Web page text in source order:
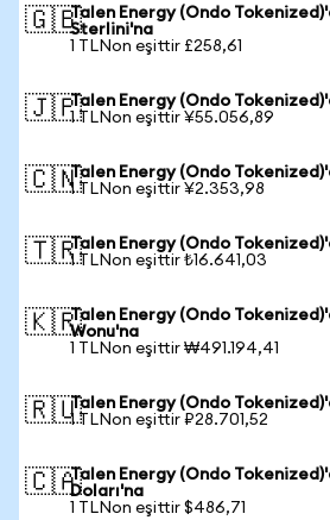
🇬🇧Talen Energy (Ondo
Sterlini'na
1 TLNon eşittir £258,61
🇯🇵Talen Energy (Ondo
1 TLNon eşittir ¥55.056,89
🇨🇳Talen Energy (Ondo
1 TLNon eşittir ¥2.353,98
🇹🇷Talen Energy (Ondo
1 TLNon eşittir ₺16.641,03
🇰🇷Talen Energy (Ondo
Wonu'na
1 TLNon eşittir ₩491.194,41
🇷🇺Talen Energy (Ondo
1 TLNon eşittir ₽28.701,52
🇨🇦Talen Energy (Ondo
Doları'na
1 TLNon eşittir $486,71